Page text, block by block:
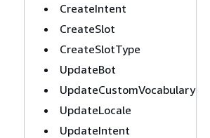
CreateIntent
CreateSlot
CreateSlotType
UpdateBot
UpdateCustomVocabulary
UpdateLocale
UpdateIntent